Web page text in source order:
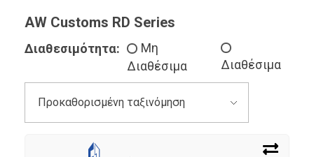
AW Customs RD Series
Διαθεσιμότητα:
Μη
Διαθέσιμα
Διαθέσιμα